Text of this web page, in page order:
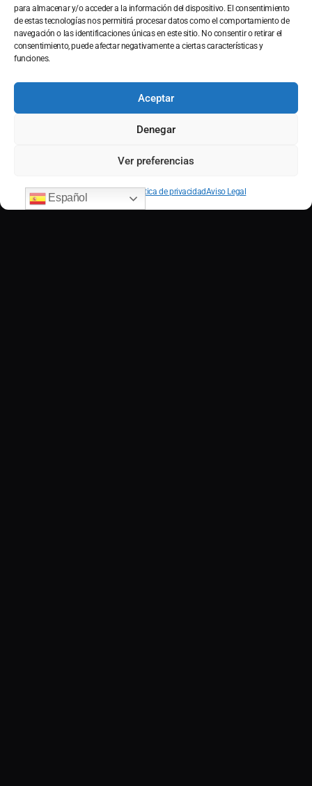
para almacenar y/o acceder a la información del dispositivo. El consentimiento
de estas tecnologías nos permitirá procesar datos como el comportamiento de
navegación o las identificaciones únicas en este sitio. No consentir o retirar el
consentimiento, puede afectar negativamente a ciertas características y
funciones.
Aceptar
Denegar
Ver preferencias
Política de cookies Política de privacidadAviso Legal
Español